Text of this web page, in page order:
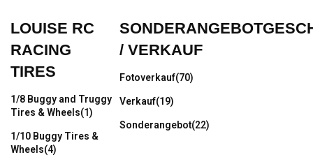
LOUISE RC
RACING
TIRES
1/8 Buggy and Truggy
Tires & Wheels(1)
1/10 Buggy Tires &
Wheels(4)
SONDERANGEBOT
/ VERKAUF
Fotoverkauf(70)
Verkauf(19)
Sonderangebot(22)